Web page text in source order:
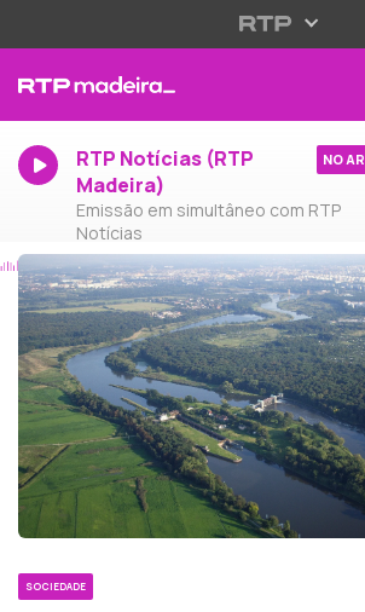
RTP Notícias (RTP
Madeira)
Emissão em simultâneo com RTP
Notícias
NO AR
SOCIEDADE